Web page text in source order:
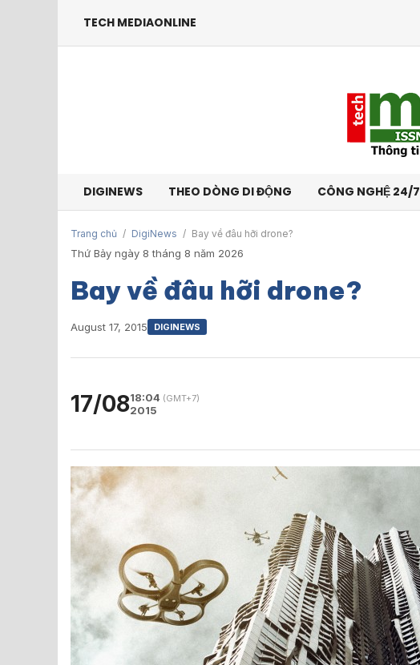
TECH MEDIAONLINE
DIGINEWS THEO DÒNG DI ĐỘNG CÔNG NGHỆ 24/7
Trang chủ / DigiNews / Bay về đâu hỡi drone?
Thứ Bảy ngày 8 tháng 8 năm 2026
Bay về đâu hỡi drone?
August 17, 2015 DIGINEWS
17/0818:04 (GMT+7)
2015